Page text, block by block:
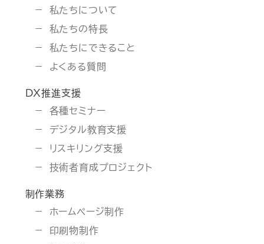
私たちについて
私たちの特長
私たちにできること
よくある質問
DX推進支援
各種セミナー
デジタル教育支援
リスキリング支援
技術者育成プロジェクト
制作業務
ホームページ制作
印刷物制作